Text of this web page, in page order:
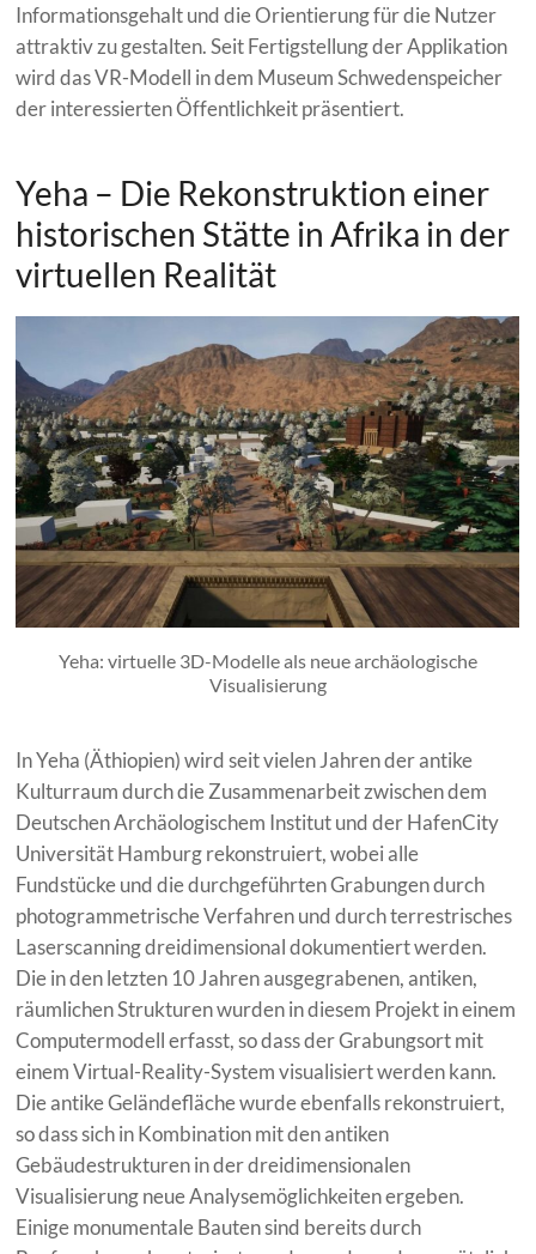
Informationsgehalt und die Orientierung für die Nutzer
attraktiv zu gestalten. Seit Fertigstellung der Applikation
wird das VR-Modell in dem Museum Schwedenspeicher
der interessierten Öffentlichkeit präsentiert.
Yeha – Die Rekonstruktion einer
historischen Stätte in Afrika in der
virtuellen Realität
Yeha: virtuelle 3D-Modelle als neue archäologische
Visualisierung
In Yeha (Äthiopien) wird seit vielen Jahren der antike
Kulturraum durch die Zusammenarbeit zwischen dem
Deutschen Archäologischem Institut und der HafenCity
Universität Hamburg rekonstruiert, wobei alle
Fundstücke und die durchgeführten Grabungen durch
photogrammetrische Verfahren und durch terrestrisches
Laserscanning dreidimensional dokumentiert werden.
Die in den letzten 10 Jahren ausgegrabenen, antiken,
räumlichen Strukturen wurden in diesem Projekt in einem
Computermodell erfasst, so dass der Grabungsort mit
einem Virtual-Reality-System visualisiert werden kann.
Die antike Geländefläche wurde ebenfalls rekonstruiert,
so dass sich in Kombination mit den antiken
Gebäudestrukturen in der dreidimensionalen
Visualisierung neue Analysemöglichkeiten ergeben.
Einige monumentale Bauten sind bereits durch